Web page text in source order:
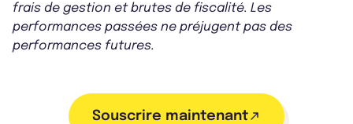
frais de gestion et brutes de fiscalité. Les
performances passées ne préjugent pas des
performances futures.
Souscrire maintenant